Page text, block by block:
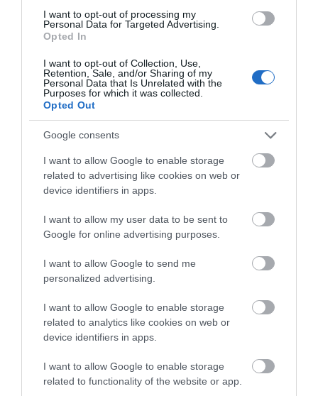
I want to opt-out of processing my
Personal Data for Targeted Advertising.
Opted In
I want to opt-out of Collection, Use,
Retention, Sale, and/or Sharing of my
Personal Data that Is Unrelated with the
Purposes for which it was collected.
Opted Out
Google consents
I want to allow Google to enable storage
related to advertising like cookies on web or
device identifiers in apps.
I want to allow my user data to be sent to
Google for online advertising purposes.
I want to allow Google to send me
personalized advertising.
I want to allow Google to enable storage
related to analytics like cookies on web or
device identifiers in apps.
I want to allow Google to enable storage
related to functionality of the website or app.
Αγανάκτηση σε χωριό της
Εύβοιας: Μένουν κάθε μέρα χωρίς
νερό – Σοβαρή καταγγελία
08.08.2026 | 18:20
Αγροτικές ενισχύσεις: Ποιοι θα
λάβουν νωρίτερα τις
προκαταβολές
Σε πελάγη ευτυχίας
αντιδήμαρχος στην Εύβοια! Έγινε
Ευρυδίκη Βαλαβάνη: Οι
οικογενειακές διακοπές στην
Εύβοια! Δείτε σε ποια παραλία
08.08.2026 | 17:20
«Κόκκινος» συναγερμός στην
Εύβοια: Red Code αύριο Κυριακή –
Αυξημένη ετοιμότητα παντού
08.08.2026 | 17:00
Ρίγη συγκίνησης στην
Εύβοια! Η Ιερά Μονή
Οσίου Δαυΐδ έλαμψε
στη μεγάλη πανήγυρη
της Μεταμορφώσεως
Εύβοια: Τέλος στις
παράνομες χωματερές
– Έρχονται πρόστιμα
χωρίς εξαιρέσεις
επέτειος της
καταστροφικής
πυρκαγιάς – Το
καθιερωμένος έρανος
για το «Στιφάδο της